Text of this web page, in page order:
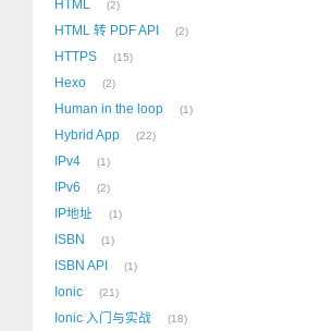
HTML 2
HTML 转 PDF API 2
HTTPS 15
Hexo 2
Human in the loop 1
Hybrid App 22
IPv4 1
IPv6 2
IP地址 1
ISBN 1
ISBN API 1
Ionic 21
Ionic 入门与实战 18